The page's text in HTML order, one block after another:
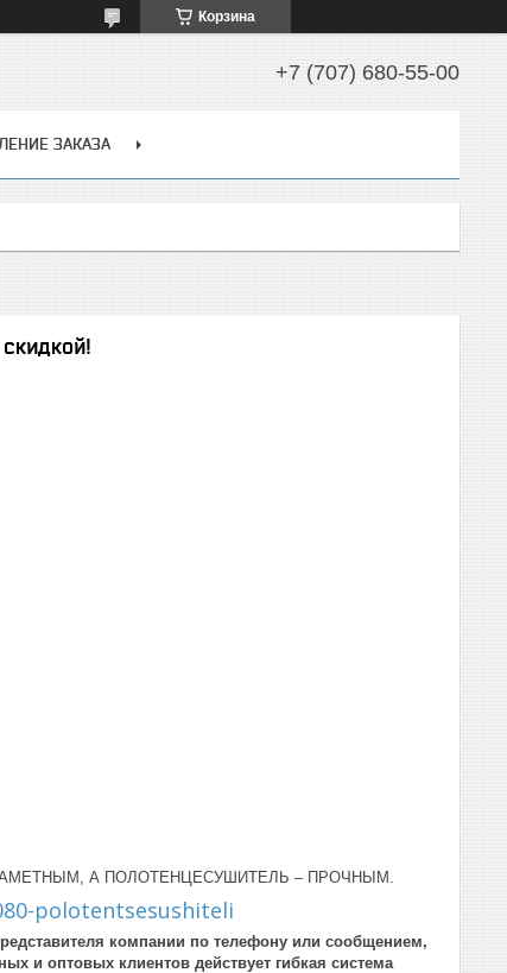
Корзина
+7 (707) 680-55-00
ЗАКАЗА
А ПОЛОТЕНЦЕСУШИТЕЛЬ – ПРОЧНЫМ.
polotentsesushiteli
компании по телефону или сообщением,
и оптовых клиентов действует гибкая система